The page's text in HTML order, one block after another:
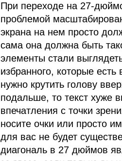
При переходе на 27-
проблемой
экрана на нем просто
сама она должна быть
элементы стали
избранного, которые
нужно крутить голову
подальше, то текст хуже
впечатления с точки
носите очки или просто
для вас не будет
диагональ в 27 дюймов